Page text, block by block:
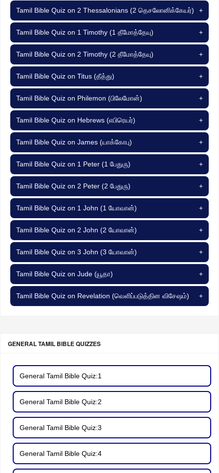
Tamil Bible Quiz on 2 Thessalonians (2 தெசலோனிக்கேயர்) +
Tamil Bible Quiz on 1 Timothy (1 தீமோத்தேயு) +
Tamil Bible Quiz on 2 Timothy (2 தீமோத்தேயு) +
Tamil Bible Quiz on Titus (தீத்து) +
Tamil Bible Quiz on Philemon (பிலேமோன்) +
Tamil Bible Quiz on Hebrews (எபிரெயர்) +
Tamil Bible Quiz on James (யாக்கோபு) +
Tamil Bible Quiz on 1 Peter (1 பேதுரு) +
Tamil Bible Quiz on 2 Peter (2 பேதுரு) +
Tamil Bible Quiz on 1 John (1 யோவான்) +
Tamil Bible Quiz on 2 John (2 யோவான்) +
Tamil Bible Quiz on 3 John (3 யோவான்) +
Tamil Bible Quiz on Jude (யூதா) +
Tamil Bible Quiz on Revelation (வெளிப்படுத்தின விசேஷம்) +
GENERAL TAMIL BIBLE QUIZZES
General Tamil Bible Quiz:1
General Tamil Bible Quiz:2
General Tamil Bible Quiz:3
General Tamil Bible Quiz:4